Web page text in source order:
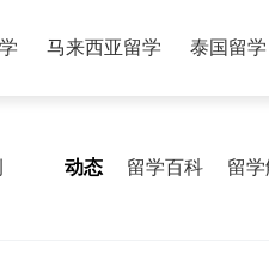
马来西亚留学 泰国留学
动态 留学百科 留